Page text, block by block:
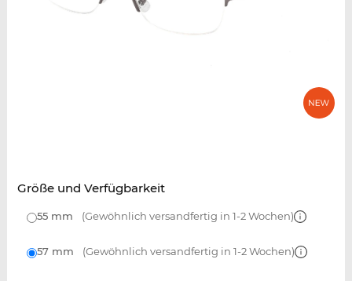
Größe und Verfügbarkeit
55 mm (Gewöhnlich versandfertig in 1-2 Wochen)
57 mm (Gewöhnlich versandfertig in 1-2 Wochen)